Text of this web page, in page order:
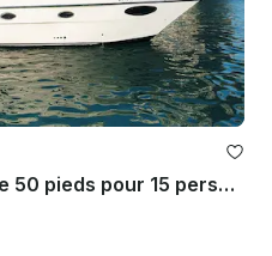
Louez ce yacht de luxe de 50 pieds pour 15 personnes à Dubaï